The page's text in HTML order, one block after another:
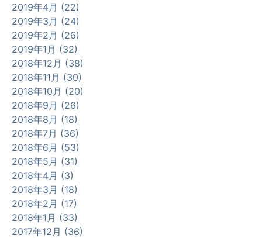
2019年4月 (22)
2019年3月 (24)
2019年2月 (26)
2019年1月 (32)
2018年12月 (38)
2018年11月 (30)
2018年10月 (20)
2018年9月 (26)
2018年8月 (18)
2018年7月 (36)
2018年6月 (53)
2018年5月 (31)
2018年4月 (3)
2018年3月 (18)
2018年2月 (17)
2018年1月 (33)
2017年12月 (36)